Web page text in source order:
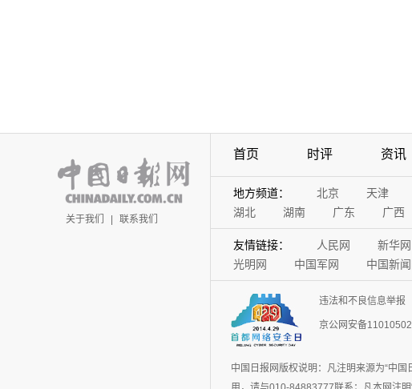
关于我们 | 联系我们
首页 时评 资讯
地方频道： 北京 天津
湖北
湖南 广东 广西
友情链接： 人民网 新华网
光明网
中国军网 中国新
违法和不良信息举报
京公网安备
中国日报网版权说明：凡注明来源为“中